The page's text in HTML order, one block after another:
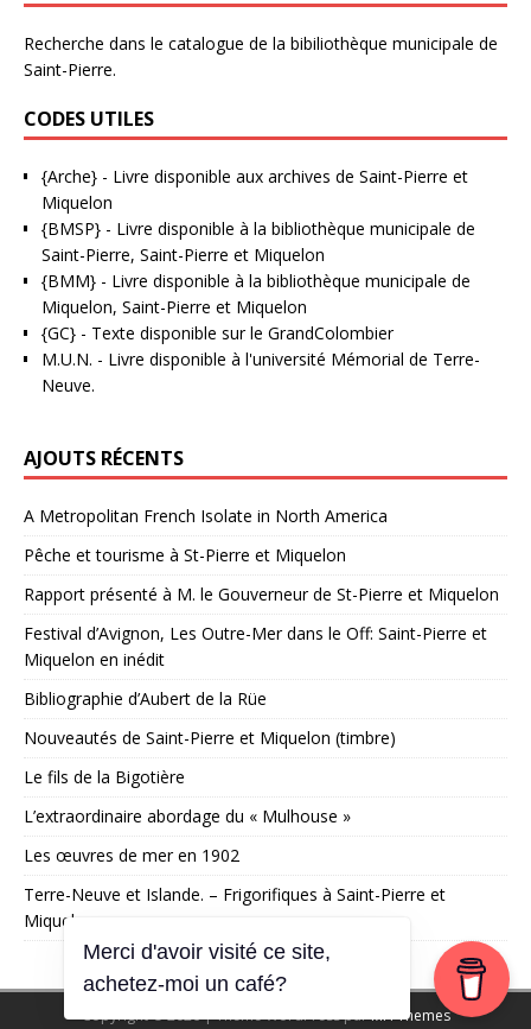
Recherche dans le catalogue de la bibiliothèque municipale de
Saint-Pierre.
CODES UTILES
{Arche} - Livre disponible aux archives de Saint-Pierre et
Miquelon
{BMSP} - Livre disponible à la bibliothèque municipale de
Saint-Pierre, Saint-Pierre et Miquelon
{BMM} - Livre disponible à la bibliothèque municipale de
Miquelon, Saint-Pierre et Miquelon
{GC} - Texte disponible sur le GrandColombier
M.U.N. - Livre disponible à l'université Mémorial de Terre-
Neuve.
AJOUTS RÉCENTS
A Metropolitan French Isolate in North America
Pêche et tourisme à St-Pierre et Miquelon
Rapport présenté à M. le Gouverneur de St-Pierre et Miquelon
Festival d’Avignon, Les Outre-Mer dans le Off: Saint-Pierre et
Miquelon en inédit
Bibliographie d’Aubert de la Rüe
Nouveautés de Saint-Pierre et Miquelon (timbre)
Le fils de la Bigotière
L’extraordinaire abordage du « Mulhouse »
Les œuvres de mer en 1902
Terre-Neuve et Islande. – Frigorifiques à Saint-Pierre et
Miquelon
Copyright © 2026 | Thème WordPress parMH Themes
Merci d'avoir visité ce site,
achetez-moi un café?